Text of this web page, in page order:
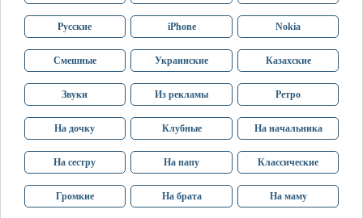
Русские iPhone Nokia
Смешные Украинские Казахские
Звуки Из рекламы Ретро
На дочку Клубные На начальника
На сестру На папу Классические
Громкие На брата На маму